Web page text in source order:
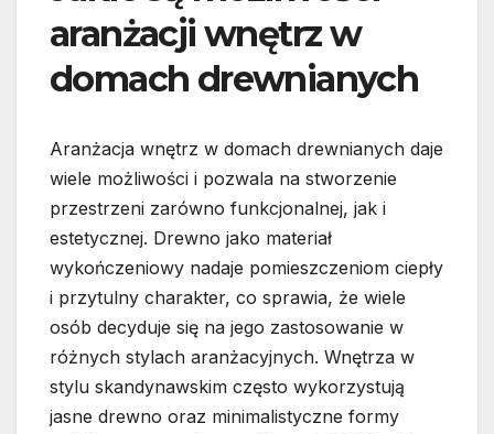
aranżacji wnętrz w
domach drewnianych
Aranżacja wnętrz w domach drewnianych daje
wiele możliwości i pozwala na stworzenie
przestrzeni zarówno funkcjonalnej, jak i
estetycznej. Drewno jako materiał
wykończeniowy nadaje pomieszczeniom ciepły
i przytulny charakter, co sprawia, że wiele
osób decyduje się na jego zastosowanie w
różnych stylach aranżacyjnych. Wnętrza w
stylu skandynawskim często wykorzystują
jasne drewno oraz minimalistyczne formy